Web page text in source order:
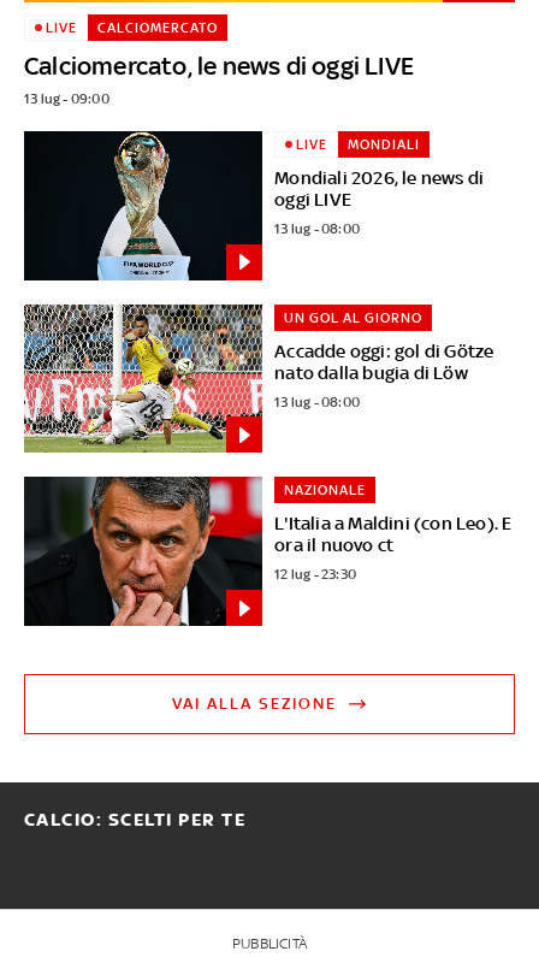
Calciomercato, le news di oggi LIVE
LIVE CALCIOMERCATO
13 lug - 09:00
Mondiali 2026, le news di
oggi LIVE
LIVE MONDIALI
13 lug - 08:00
Accadde oggi: gol di Götze
nato dalla bugia di Löw
UN GOL AL GIORNO
13 lug - 08:00
L'Italia a Maldini (con Leo). E
ora il nuovo ct
NAZIONALE
12 lug - 23:30
VAI ALLA SEZIONE
CALCIO: SCELTI PER TE
PUBBLICITÀ